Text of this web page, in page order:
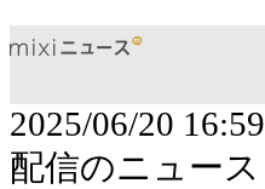
2025/06/20 16:59
配信のニュース